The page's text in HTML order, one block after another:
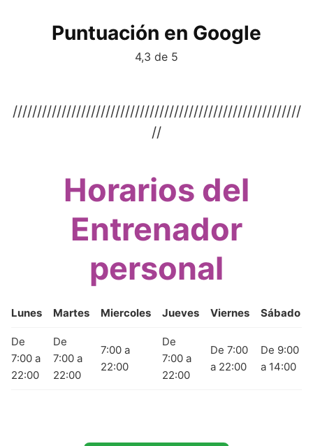
Puntuación en Google
4,3 de 5
///////////////////////////////////////////////////////////
//
Horarios del
Entrenador
personal
Lunes Martes Miercoles Jueves Viernes Sábado
De
7:00 a
22:00
De
7:00 a
22:00
7:00 a
22:00
De
7:00 a
22:00
De 7:00
a 22:00
De 9:00
a 14:00